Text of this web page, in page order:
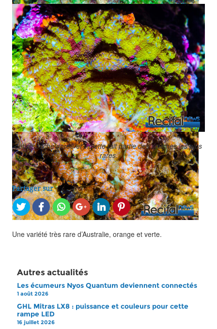
Une autre souche Australienne violette et verte.
Une variété très rare d’Australie, orange et verte.
cette souche dorée et violette fait partie des souches les plus
rares.
Partager sur
Autres actualités
Les écumeurs Nyos Quantum deviennent connectés
1 août 2026
GHL Mitras LX8 : puissance et couleurs pour cette
rampe LED
16 juillet 2026